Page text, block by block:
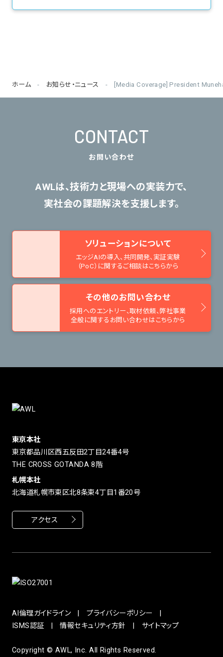
ホーム お知らせ・ニュース [Media Coverage] President
CONTACT
お問い合わせ
AWLは、技術力と現場への実装力で、
実社会の課題解決を支援します。
ソリューションについて
エッジAIの導入、共同開発、 実証実験
（PoC）に関するご相談はこちらから
その他のお問い合わせ
採用へのエントリー、取材依頼、弊社事業
全般に関するお問い合わせはこちらから
東京本社
東京都品川区西五反田2丁目24番4号
THE CROSS GOTANDA 8階
札幌本社
北海道札幌市東区北8条東4丁目1番20号
アクセス
AI倫理ガイドライン
プライバシーポリシー
ISMS認証
情報セキュリティ方針 サイトマップ
Copyright © AWL, Inc. All Rights Reserved.